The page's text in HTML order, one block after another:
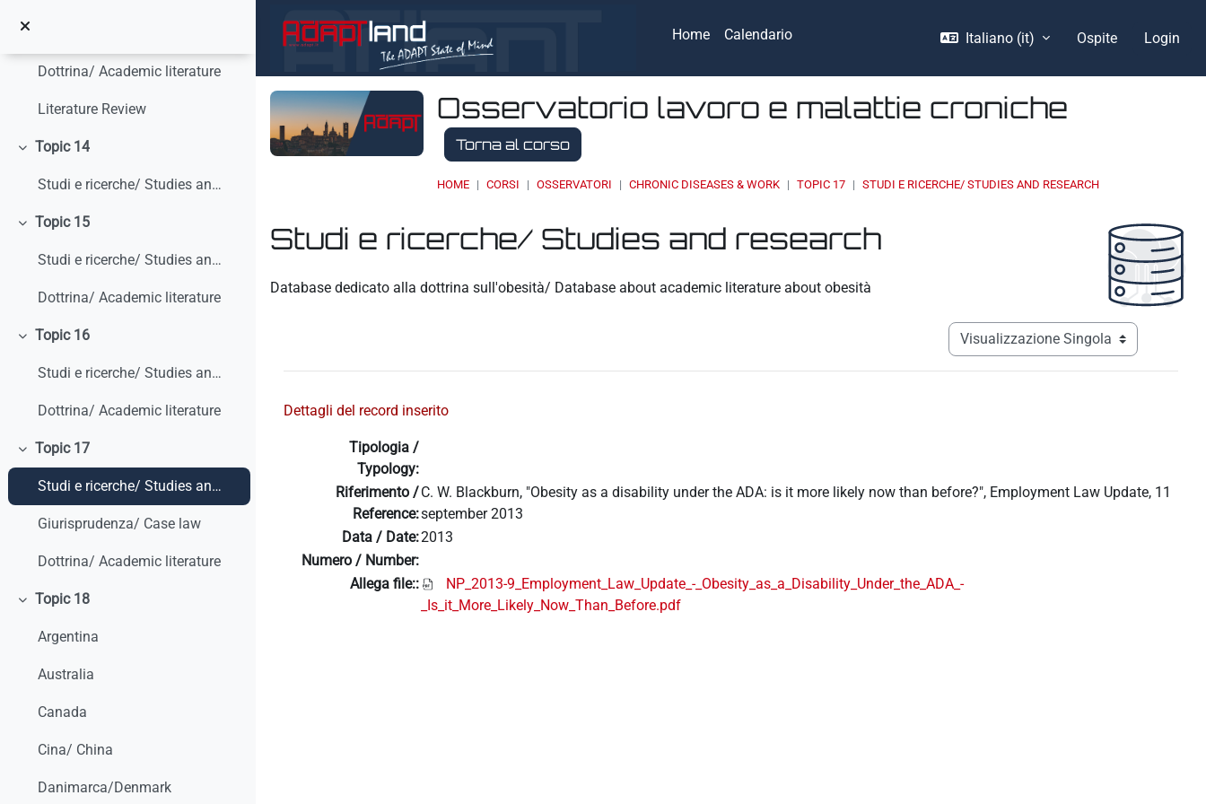
Home Calendario Italiano ‎(it)‎ Ospite Login
Dottrina/ Academic literature
Literature Review
Minimizza
Topic 14
Studi e ricerche/ Studies and research
Minimizza
Topic 15
Studi e ricerche/ Studies and research
Dottrina/ Academic literature
Minimizza
Topic 16
Studi e ricerche/ Studies and research
Dottrina/ Academic literature
Minimizza
Topic 17
Studi e ricerche/ Studies and research
Giurisprudenza/ Case law
Dottrina/ Academic literature
Minimizza
Topic 18
Argentina
Australia
Canada
Cina/ China
Danimarca/Denmark
Osservatorio lavoro e malattie croniche
Torna al corso
HOME CORSI OSSERVATORI CHRONIC DISEASES & WORK TOPIC 17 STUDI E RICERCHE/ STUDIES AND RESEARCH
Studi e ricerche/ Studies and research
Database dedicato alla dottrina sull'obesità/ Database about academic literature about obesità
Navigazione terziaria modalità
Dettagli del record inserito
Tipologia /
Typology:
Riferimento /
Reference:
C. W. Blackburn, "Obesity as a disability under the ADA: is it more likely now than before?", Employment Law Update, 11
september 2013
Data / Date:2013
Numero / Number:
Allega file::
NP_2013-9_Employment_Law_Update_-_Obesity_as_a_Disability_Under_the_ADA_-
_Is_it_More_Likely_Now_Than_Before.pdf